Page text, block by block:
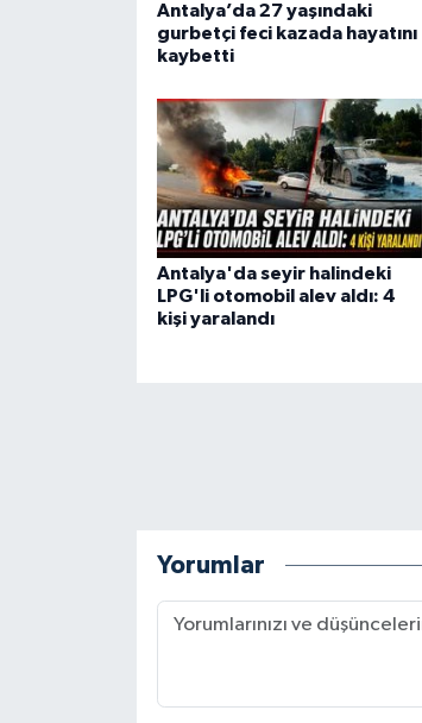
Antalya’da 27 yaşındaki
gurbetçi feci kazada hayatını
kaybetti
Antalya'da seyir halindeki
LPG'li otomobil alev aldı: 4
kişi yaralandı
Yorumlar